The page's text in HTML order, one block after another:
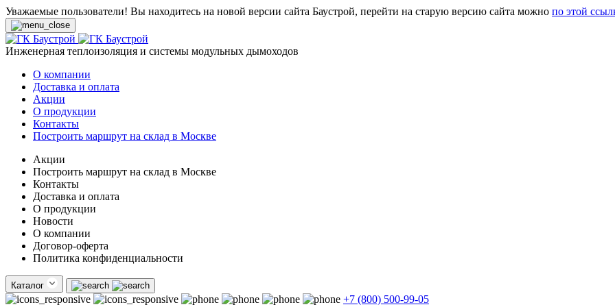
Уважаемые пользователи! Вы находитесь на новой версии сайта Баустрой, перейти на старую версию сайта можно по этой
Инженерная теплоизоляция и системы модульных дымоходов
О компании
Доставка и оплата
Акции
О продукции
Контакты
Построить маршрут на склад в Москве
Акции
Построить маршрут на склад в Москве
Контакты
Доставка и оплата
О продукции
Новости
О компании
Договор-оферта
Политика конфиденциальности
Каталог
+7 (800) 500-99-05